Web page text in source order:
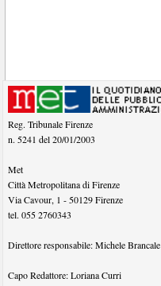
Reg. Tribunale Firenze
n. 5241 del 20/01/2003
Met
Città Metropolitana di Firenze
Via Cavour, 1 - 50129 Firenze
tel.055 2760343
Direttore responsabile:Michele Brancale
Capo Redattore:Loriana Curri